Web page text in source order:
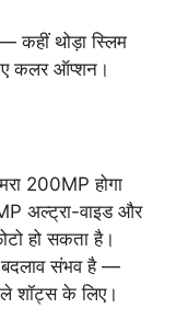
कहीं थोड़ा स्लिम
कलर ऑप्शन।
200MP होगा
अल्ट्रा-वाइड और
हो सकता है।
संभव है —
शॉट्स के लिए।